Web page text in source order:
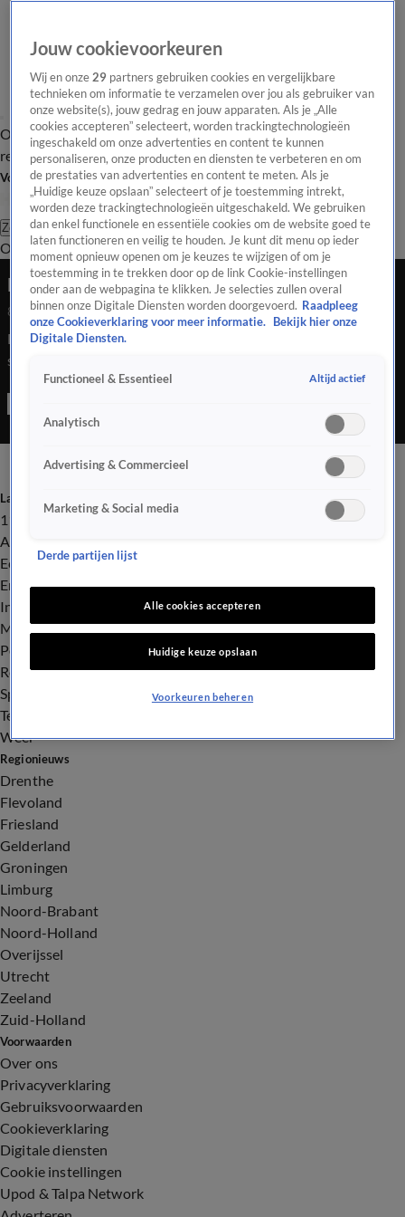
Overzicht Laatste nieuws Regionieuws Het beste van Hart
Tip de
redactie
Volg Hart van Nederland
Zoeken
OverzichtRegioUitzendingenWeerTip de redactiePanelVideo's
Man gewond na schietpartij in Groningen
8 mei 2026, 08:05
Een persoon is donderdagavond gewond geraakt bij een
schietpartij in Groningen aan de Veldspaatstraat. De politie
trof de persoon aan op straat, bij een parkeerplaats van
Laatste nieuws
112
Advies & Tips
Economie
Entertainment
Infrastructuur
Milieu en Gezondheid
Politiek
Royalty
Sport
Tech
Weer
Regionieuws
Drenthe
Flevoland
Friesland
Gelderland
Groningen
Limburg
Noord-Brabant
Noord-Holland
Overijssel
Utrecht
Zeeland
Zuid-Holland
Voorwaarden
Over ons
Privacyverklaring
Gebruiksvoorwaarden
Cookieverklaring
Digitale diensten
Cookie instellingen
Upod & Talpa Network
Jouw cookievoorkeuren
Wij en onze29 partners gebruiken cookies en vergelijkbare
technieken om informatie te verzamelen over jou als gebruiker van
onze website(s), jouw gedrag en jouw apparaten. Als je „Alle
cookies accepteren” selecteert, worden trackingtechnologieën
ingeschakeld om onze advertenties en content te kunnen
personaliseren, onze producten en diensten te verbeteren en om
de prestaties van advertenties en content te meten. Als je
„Huidige keuze opslaan” selecteert of je toestemming intrekt,
worden deze trackingtechnologieën uitgeschakeld. We gebruiken
dan enkel functionele en essentiële cookies om de website goed te
laten functioneren en veilig te houden. Je kunt dit menu op ieder
moment opnieuw openen om je keuzes te wijzigen of om je
toestemming in te trekken door op de link Cookie-instellingen
onder aan de webpagina te klikken. Je selecties zullen overal
binnen onze Digitale Diensten worden doorgevoerd. Raadpleeg
onze Cookieverklaring voor meer informatie.
Bekijk hier onze
Digitale Diensten.
Functioneel & Essentieel Altijd actief
Analytisch
Advertising & Commercieel
Marketing & Social media
Derde partijen lijst
Alle cookies accepteren
Huidige keuze opslaan
Voorkeuren beheren